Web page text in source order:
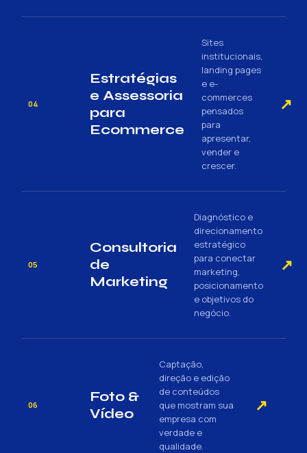
04
Estratégias
e Assessoria
para
Ecommerce
Sites
institucionais,
landing pages
e e-
commerces
pensados
para
apresentar,
vender e
crescer.
↗
05
Consultoria
de
Marketing
Diagnóstico e
direcionamento
estratégico
para conectar
marketing,
posicionamento
e objetivos do
negócio.
↗
06
Foto &
Vídeo
Captação,
direção e edição
de conteúdos
que mostram sua
empresa com
verdade e
qualidade.
↗